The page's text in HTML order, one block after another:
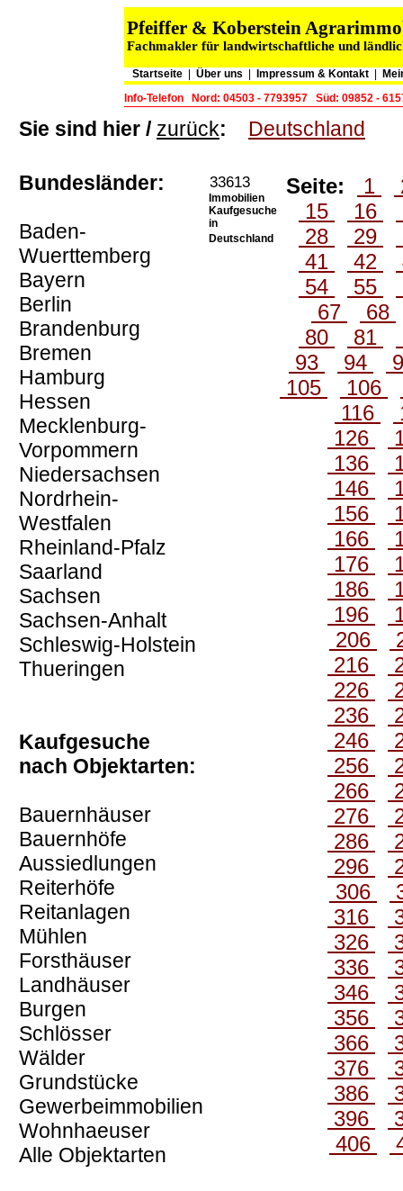
Pfeiffer & Koberstein
Fachmakler für landwirtschaftliche und
Startseite Über uns Impressum & Kontakt
Info-Telefon
Nord: 04503 - 7793957 Süd: 09852 -
Sie sind hier / zurück: Deutschland
Bundesländer:
Baden-
Wuerttemberg
Bayern
Berlin
Brandenburg
Bremen
Hamburg
Hessen
Mecklenburg-
Vorpommern
Niedersachsen
Nordrhein-
Westfalen
Rheinland-Pfalz
Saarland
Sachsen
Sachsen-Anhalt
Schleswig-Holstein
Thueringen
Kaufgesuche
nach Objektarten:
Bauernhäuser
Bauernhöfe
Aussiedlungen
Reiterhöfe
Reitanlagen
Mühlen
Forsthäuser
Landhäuser
Burgen
Schlösser
Wälder
Grundstücke
Gewerbeimmobilien
Wohnhaeuser
Alle Objektarten
33613
Immobilien
Kaufgesuche
in
Deutschland
Seite: 1
15
16
28
29
41
42
54
55
67
68
80
81
93
94
105
106
116
126
136
146
156
166
176
186
196
206
216
226
236
246
256
266
276
286
296
306
316
326
336
346
356
366
376
386
396
406